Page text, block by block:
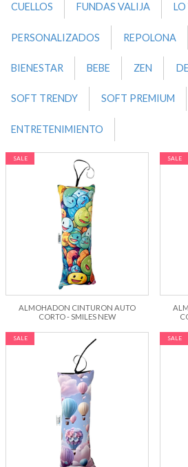
CUELLOS FUNDAS VALIJA
PERSONALIZADOS REPOLONA
BIENESTAR BEBE ZEN
SOFT TRENDY SOFT PREMIUM
ENTRETENIMIENTO
SALE
ALMOHADON CINTURON AUTO
CORTO - SMILES NEW
SALE
SALE SALE